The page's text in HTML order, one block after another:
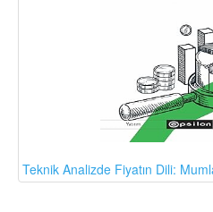
Teknik Analizde Fiyatın Dili: